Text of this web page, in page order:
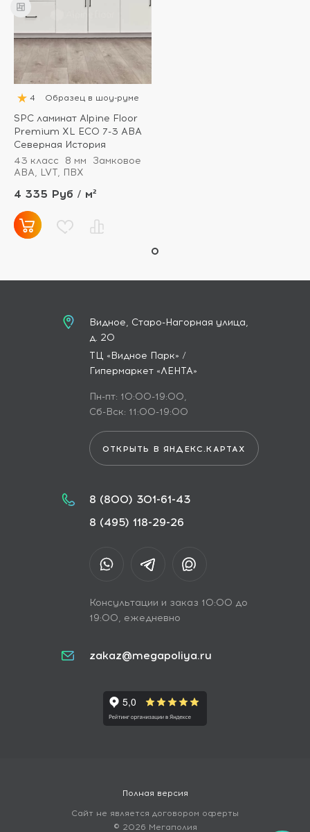
4 Образец в шоу-руме
SPC ламинат Alpine Floor
Premium XL ECO 7-3 ABA
Северная История
43 класс
8 мм
Замковое
ABA, LVT, ПВХ
4 335 Руб / м²
Видное, Старо-Нагорная улица,
д. 20
ТЦ «Видное Парк» /
Гипермаркет «ЛЕНТА»
Пн-пт: 10:00-19:00,
Сб-Вск: 11:00-19:00
ОТКРЫТЬ В ЯНДЕКС.КАРТАХ
8 (800) 301-61-43
8 (495) 118-29-26
Консультации и заказ 10:00 до
19:00, ежедневно
zakaz@megapoliya.ru
Полная версия
Сайт не является договором оферты
© 2026 Мегаполия